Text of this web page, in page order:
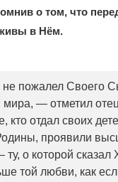
о том, что
в Нём.
не пожалел Своего
мира, — отметил
кто отдал своих
проявили
о которой сказал
той любви, как